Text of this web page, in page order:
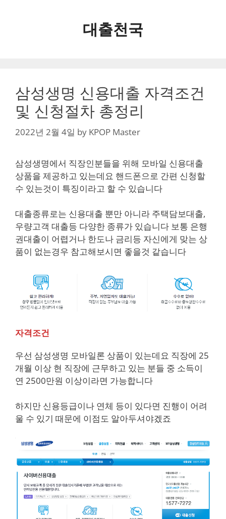
대출천국
삼성생명 신용대출 자격조건
및 신청절차 총정리
2022년 2월 4일 by KPOP Master
삼성생명에서 직장인분들을 위해 모바일 신용대출
상품을 제공하고 있는데요 핸드폰으로 간편 신청할
수 있는것이 특징이라고 할 수 있습니다
대출종류로는 신용대출 뿐만 아니라 주택담보대출,
우량고객 대출등 다양한 종류가 있습니다 보통 은행
권대출이 어렵거나 한도나 금리등 자신에게 맞는 상
품이 없는경우 참고해보시면 좋을것 같습니다
자격조건
우선 삼성생명 모바일론 상품이 있는데요 직장에 25
개월 이상 현 직장에 근무하고 있는 분들 중 소득이
연 2500만원 이상이라면 가능합니다
하지만 신용등급이나 연체 등이 있다면 진행이 어려
울 수 있기 때문에 이점도 알아두셔야겠죠